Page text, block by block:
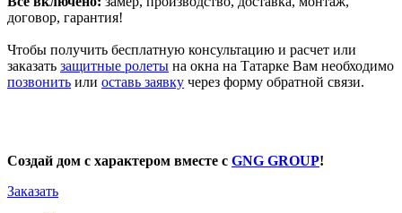
договор, гарантия!
Чтобы получить бесплатную консультацию и расчет или
заказать защитные ролеты на окна на Татарке Вам необходимо
позвонить или оставь заявку через форму обратной связи.
Создай дом с характером вместе с GNG GROUP!
Заказать